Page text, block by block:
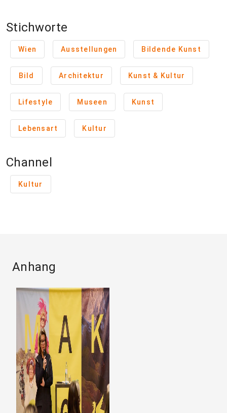
Stichworte
Wien Ausstellungen Bildende Kunst
Bild Architektur Kunst & Kultur
Lifestyle Museen Kunst
Lebensart Kultur
Channel
Kultur
Anhang